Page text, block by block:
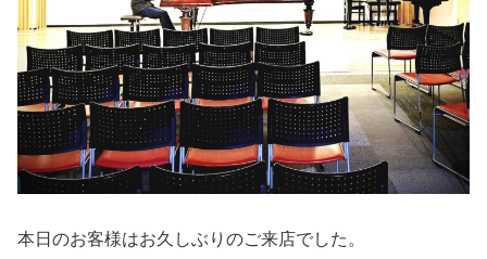
本日のお客様はお久しぶりのご来店でした。